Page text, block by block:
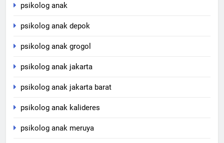
psikolog anak
psikolog anak depok
psikolog anak grogol
psikolog anak jakarta
psikolog anak jakarta barat
psikolog anak kalideres
psikolog anak meruya